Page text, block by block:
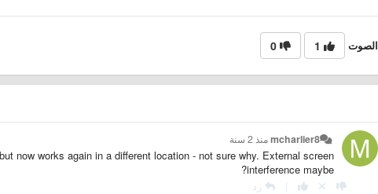
الصوت 1
0
mcharlier8منذ 2 سنة
now works again in a different location - not sure why. External screen
interference maybe?
رد